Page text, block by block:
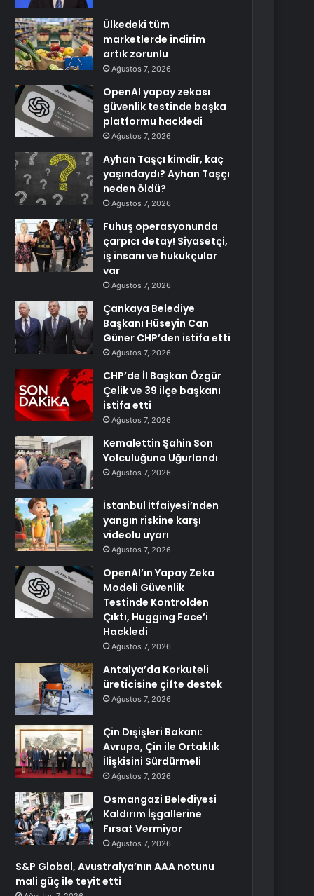
Ülkedeki tüm
marketlerde indirim
artık zorunlu
Ağustos 7, 2026
OpenAI yapay zekası
güvenlik testinde başka
platformu hackledi
Ağustos 7, 2026
Ayhan Taşçı kimdir, kaç
yaşındaydı? Ayhan Taşçı
neden öldü?
Ağustos 7, 2026
Fuhuş operasyonunda
çarpıcı detay! Siyasetçi,
iş insanı ve hukukçular
var
Ağustos 7, 2026
Çankaya Belediye
Başkanı Hüseyin Can
Güner CHP’den istifa etti
Ağustos 7, 2026
CHP’de İl Başkan Özgür
Çelik ve 39 ilçe başkanı
istifa etti
Ağustos 7, 2026
Kemalettin Şahin Son
Yolculuğuna Uğurlandı
Ağustos 7, 2026
İstanbul İtfaiyesi’nden
yangın riskine karşı
videolu uyarı
Ağustos 7, 2026
OpenAI’ın Yapay Zeka
Modeli Güvenlik
Testinde Kontrolden
Çıktı, Hugging Face’i
Hackledi
Ağustos 7, 2026
Antalya’da Korkuteli
üreticisine çifte destek
Ağustos 7, 2026
Çin Dışişleri Bakanı:
Avrupa, Çin ile Ortaklık
İlişkisini Sürdürmeli
Ağustos 7, 2026
Osmangazi Belediyesi
Kaldırım İşgallerine
Fırsat Vermiyor
Ağustos 7, 2026
S&P Global, Avustralya’nın AAA notunu
mali güç ile teyit etti